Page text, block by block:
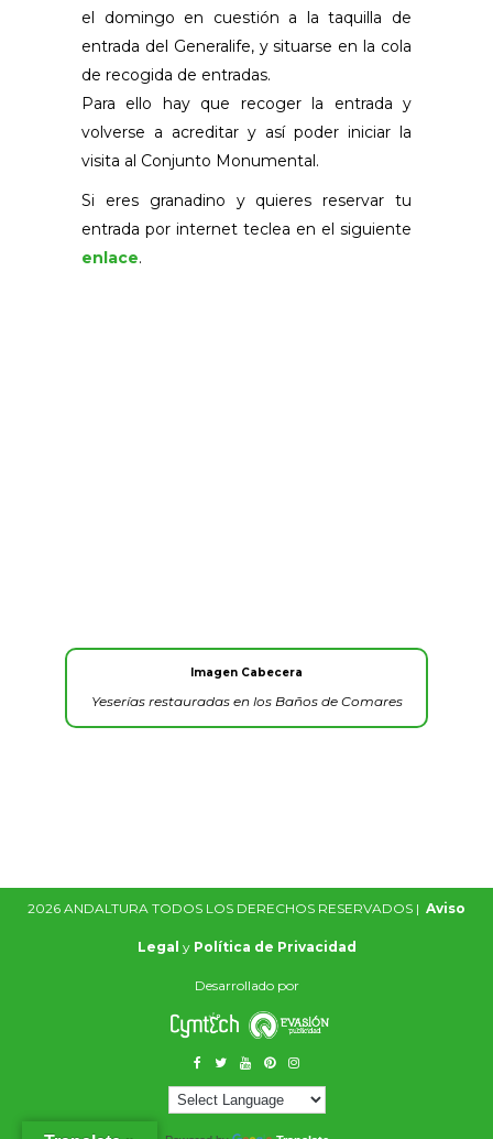
el domingo en cuestión a la taquilla de
entrada del Generalife, y situarse en la cola
de recogida de entradas.
Para ello hay que recoger la entrada y
volverse a acreditar y así poder iniciar la
visita al Conjunto Monumental.
Si eres granadino y quieres reservar tu
entrada por internet teclea en el siguiente
enlace.
Imagen Cabecera
Yeserías restauradas en los Baños de Comares
2026 ANDALTURA TODOS LOS DERECHOS RESERVADOS | Aviso
Legal y Política de Privacidad
Desarrollado por